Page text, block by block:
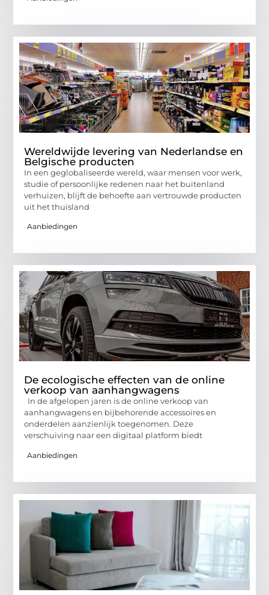
Wereldwijde levering van Nederlandse en
Belgische producten
In een geglobaliseerde wereld, waar mensen voor werk,
studie of persoonlijke redenen naar het buitenland
verhuizen, blijft de behoefte aan vertrouwde producten
uit het thuisland
Aanbiedingen
De ecologische effecten van de online
verkoop van aanhangwagens
In de afgelopen jaren is de online verkoop van
aanhangwagens en bijbehorende accessoires en
onderdelen aanzienlijk toegenomen. Deze
verschuiving naar een digitaal platform biedt
Aanbiedingen